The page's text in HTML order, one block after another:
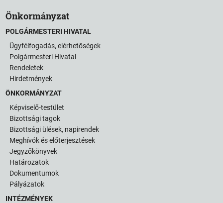
Önkormányzat
POLGÁRMESTERI HIVATAL
Ügyfélfogadás, elérhetőségek
Polgármesteri Hivatal
Rendeletek
Hirdetmények
ÖNKORMÁNYZAT
Képviselő-testület
Bizottsági tagok
Bizottsági ülések, napirendek
Meghívók és előterjesztések
Jegyzőkönyvek
Határozatok
Dokumentumok
Pályázatok
INTÉZMÉNYEK